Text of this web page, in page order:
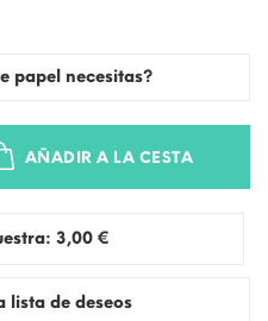
papel necesitas?
AÑADIR A LA CESTA
Pedir muestra: 3,00 €
lista de deseos